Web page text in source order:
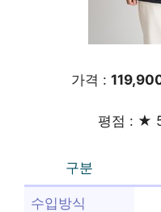
가격 :
평점 : ★
구분
수입방식